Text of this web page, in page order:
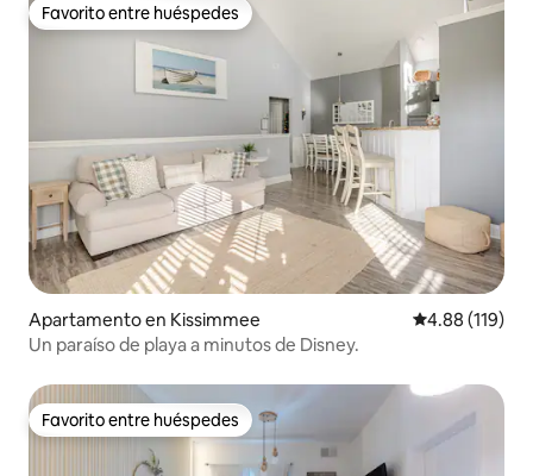
Favorito entre huéspedes
Favorito entre huéspedes
Apartamento en Kissimmee Calificación
4.88 (119)
Un paraíso de playa a minutos de Disney.
Favorito entre huéspedes
Favorito entre huéspedes